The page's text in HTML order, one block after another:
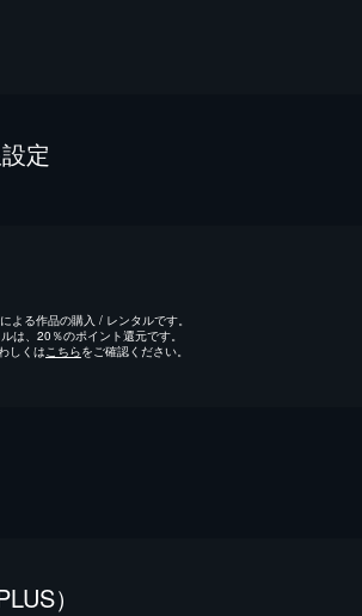
定
よる作品の購入 / レンタルです。
は、20％のポイント還元です。
しくは こちらをご確認ください。
）